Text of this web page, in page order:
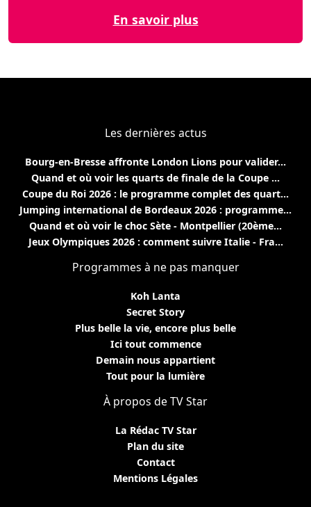
En savoir plus
Les dernières actus
Bourg-en-Bresse affronte London Lions pour valider...
Quand et où voir les quarts de finale de la Coupe ...
Coupe du Roi 2026 : le programme complet des quart...
Jumping international de Bordeaux 2026 : programme...
Quand et où voir le choc Sète - Montpellier (20ème...
Jeux Olympiques 2026 : comment suivre Italie - Fra...
Programmes à ne pas manquer
Koh Lanta
Secret Story
Plus belle la vie, encore plus belle
Ici tout commence
Demain nous appartient
Tout pour la lumière
À propos de TV Star
La Rédac TV Star
Plan du site
Contact
Mentions Légales